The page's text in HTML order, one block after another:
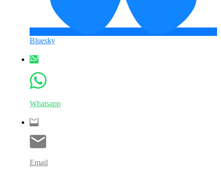
Bluesky
Whatsapp
Email